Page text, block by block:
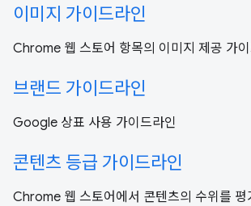
이미지 가이드라인
Chrome 웹 스토어 항목의 이미지 제공 가
브랜드 가이드라인
Google 상표 사용 가이드라인
콘텐츠 등급 가이드라인
Chrome 웹 스토어에서 콘텐츠의 수위를 평